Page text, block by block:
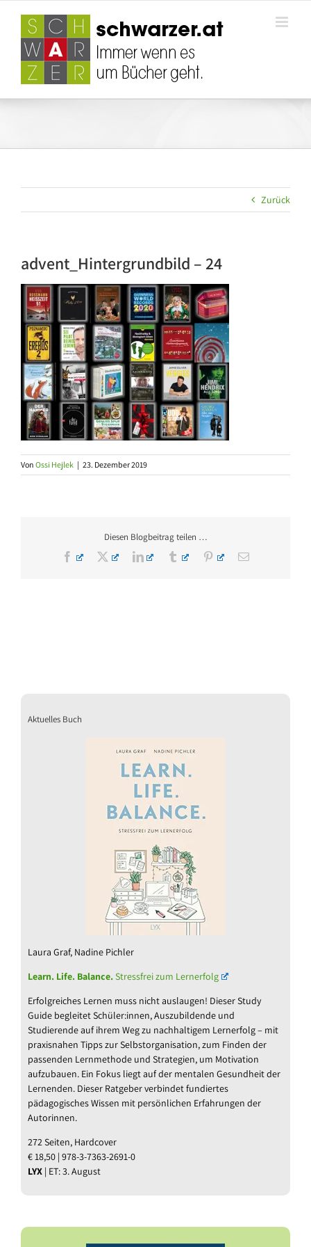
springen
Zurück
advent_Hintergrundbild – 24
Von Ossi Hejlek | 23. Dezember 2019
Diesen Blogbeitrag teilen …
Facebook
X LinkedInTumblr PinterestE-
Aktuelles Buch
Laura Graf, Nadine Pichler
Learn. Life. Balance.Stressfrei zum Lernerfolg
Erfolgreiches Lernen muss nicht auslaugen! Dieser Study
Guide begleitet Schüler:innen, Auszubildende und
Studierende auf ihrem Weg zu nachhaltigem Lernerfolg – mit
praxisnahen Tipps zur Selbstorganisation, zum Finden der
passenden Lernmethode und Strategien, um Motivation
aufzubauen. Ein Fokus liegt auf der mentalen Gesundheit der
Lernenden. Dieser Ratgeber verbindet fundiertes
pädagogisches Wissen mit persönlichen Erfahrungen der
Autorinnen.
272 Seiten, Hardcover
€ 18,50 | 978-3-7363-2691-0
LYX | ET: 3. August